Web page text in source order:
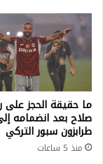
ما حقيقة الحجز على
صلاح بعد انضمامه
طرابزون سبور التركي
منذ 5 ساعات